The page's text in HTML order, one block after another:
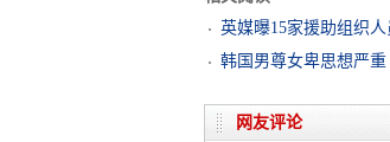
英媒曝15家援助组织
韩国男尊女卑思想严
网友评论